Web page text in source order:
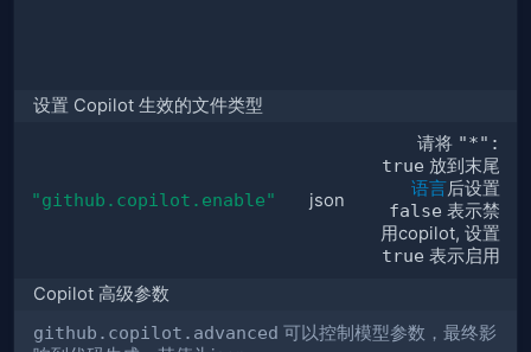
设置 Copilot 生效的文件类型
"github.copilot.enable" json
请将 "*":
true 放到末尾
语言后设置
false 表示禁
用copilot, 设置
true 表示启用
Copilot 高级参数
github.copilot.advanced 可以控制模型参数，最终影